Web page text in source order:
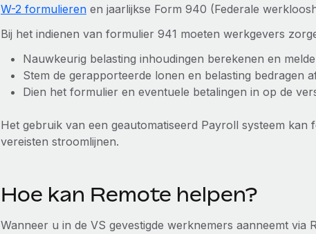
W-2 formulierenen jaarlijkse Form 940 (Federale
Bij het indienen van formulier 941 moeten werkgevers
Nauwkeurig belasting inhoudingen berekenen en
Stem de gerapporteerde lonen en belasting bedragen
Dien het formulier en eventuele betalingen in op de
Het gebruik van een geautomatiseerd Payroll systeem
vereisten stroomlijnen.
Hoe kan Remote helpen?
Wanneer u in de VS gevestigde werknemers aanneemt via